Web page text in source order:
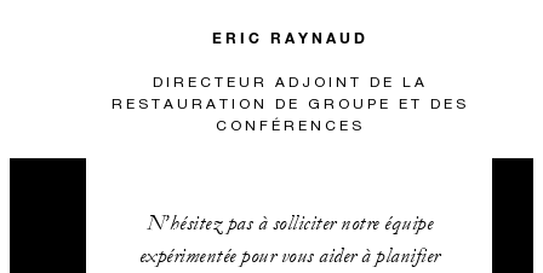
ERIC RAYNAUD
DIRECTEUR ADJOINT DE LA
RESTAURATION DE GROUPE ET DES
CONFÉRENCES
N’hésitez pas à solliciter notre équipe
expérimentée pour vous aider à planifier